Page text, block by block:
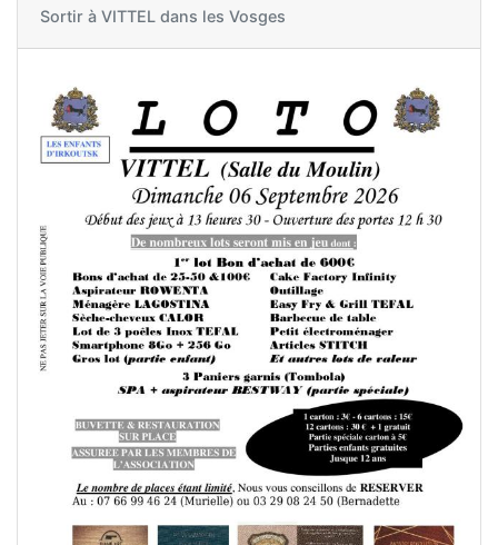
Sortir à VITTEL dans les Vosges